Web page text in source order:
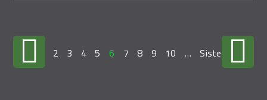
2 3 4 5 6 7 8 9 10 … Siste »